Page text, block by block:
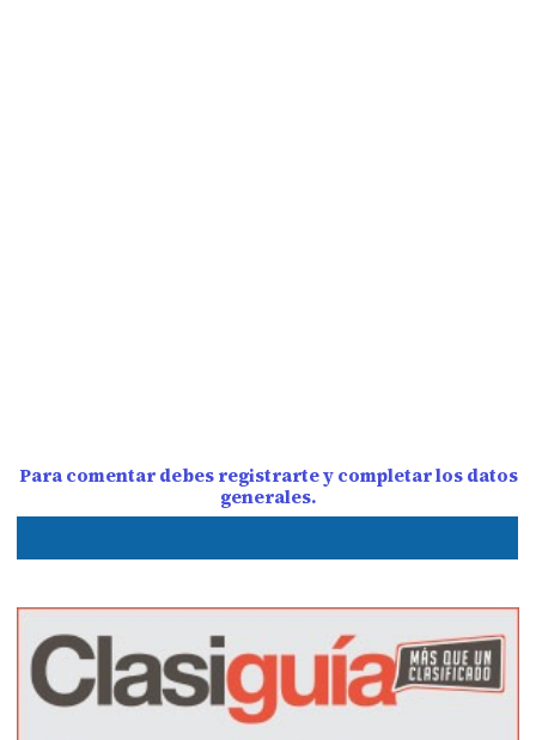
Para comentar debes registrarte y completar los datos
generales.